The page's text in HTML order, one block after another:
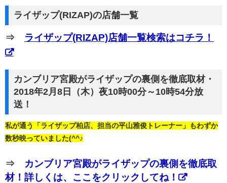
ライザップ(RIZAP)の店舗一覧
⇒ ライザップ(RIZAP)店舗一覧検索はコチラ！
カンブリア宮殿がライザップの裏側を徹底取材・
2018年2月8日（木）夜10時00分～10時54分放
送！
私が通う「ライザップ柏店、担当の平山雅俊トレーナー」もわずか
数秒映っていました(^^♪
⇒ カンブリア宮殿がライザップの裏側を徹底取
材！詳しくは、ここをクリックしてね！